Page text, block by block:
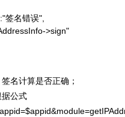
签名错误",
>sign"
名计算是否正确；
公式